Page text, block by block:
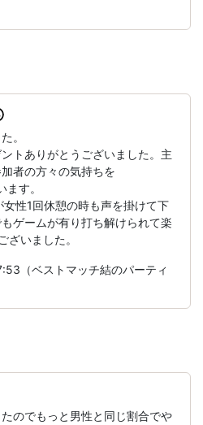
。
トありがとうございました。主
者の方々の気持ちを
す。
性1回休憩の時も声を掛けて下
ゲームが有り打ち解けられて楽
ざいました。
（ベストマッチ結のパーティ
のでもっと男性と同じ割合でや